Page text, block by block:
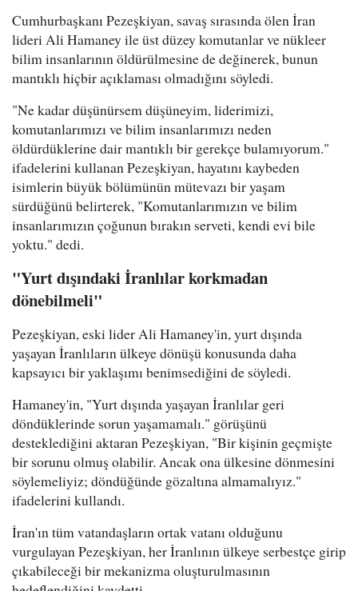
Cumhurbaşkanı Pezeşkiyan, savaş sırasında ölen İran
lideri Ali Hamaney ile üst düzey komutanlar ve nükleer
bilim insanlarının öldürülmesine de değinerek, bunun
mantıklı hiçbir açıklaması olmadığını söyledi.
"Ne kadar düşünürsem düşüneyim, liderimizi,
komutanlarımızı ve bilim insanlarımızı neden
öldürdüklerine dair mantıklı bir gerekçe bulamıyorum."
ifadelerini kullanan Pezeşkiyan, hayatını kaybeden
isimlerin büyük bölümünün mütevazı bir yaşam
sürdüğünü belirterek, "Komutanlarımızın ve bilim
insanlarımızın çoğunun bırakın serveti, kendi evi bile
yoktu." dedi.
"Yurt dışındaki İranlılar korkmadan
dönebilmeli"
Pezeşkiyan, eski lider Ali Hamaney'in, yurt dışında
yaşayan İranlıların ülkeye dönüşü konusunda daha
kapsayıcı bir yaklaşımı benimsediğini de söyledi.
Hamaney'in, "Yurt dışında yaşayan İranlılar geri
döndüklerinde sorun yaşamamalı." görüşünü
desteklediğini aktaran Pezeşkiyan, "Bir kişinin geçmişte
bir sorunu olmuş olabilir. Ancak ona ülkesine dönmesini
söylemeliyiz; döndüğünde gözaltına almamalıyız."
ifadelerini kullandı.
İran'ın tüm vatandaşların ortak vatanı olduğunu
vurgulayan Pezeşkiyan, her İranlının ülkeye serbestçe girip
çıkabileceği bir mekanizma oluşturulmasının